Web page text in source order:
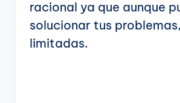
racional ya que aunque
solucionar tus
limitadas.